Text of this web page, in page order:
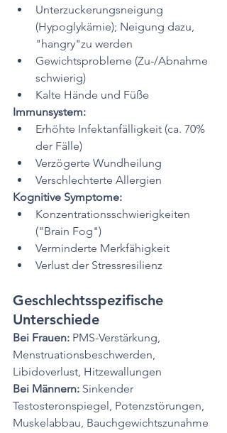
Unterzuckerungsneigung
(Hypoglykämie); Neigung dazu,
"hangry"zu werden
Gewichtsprobleme (Zu-/Abnahme
schwierig)
Kalte Hände und Füße
Immunsystem:
Erhöhte Infektanfälligkeit (ca. 70%
der Fälle)
Verzögerte Wundheilung
Verschlechterte Allergien
Kognitive Symptome:
Konzentrationsschwierigkeiten
("Brain Fog")
Verminderte Merkfähigkeit
Verlust der Stressresilienz
Geschlechtsspezifische
Unterschiede
Bei Frauen: PMS-Verstärkung,
Menstruationsbeschwerden,
Libidoverlust, Hitzewallungen
Bei Männern: Sinkender
Testosteronspiegel, Potenzstörungen,
Muskelabbau, Bauchgewichtszunahme